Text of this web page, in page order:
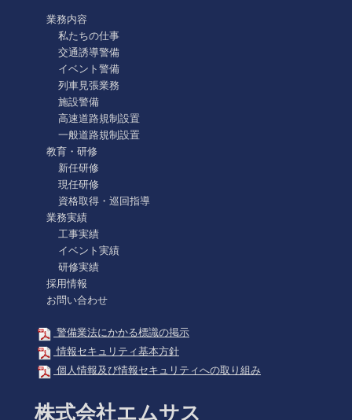
業務内容
私たちの仕事
交通誘導警備
イベント警備
列車見張業務
施設警備
高速道路規制設置
一般道路規制設置
教育・研修
新任研修
現任研修
資格取得・巡回指導
業務実績
工事実績
イベント実績
研修実績
採用情報
お問い合わせ
警備業法にかかる標識の掲示
情報セキュリティ基本方針
個人情報及び情報セキュリティへの取り組み
株式会社エムサス